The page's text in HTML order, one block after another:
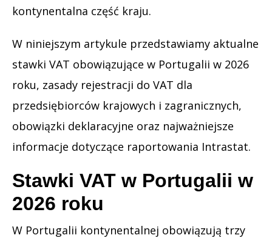
kontynentalna część kraju.
W niniejszym artykule przedstawiamy aktualne
stawki VAT obowiązujące w Portugalii w 2026
roku, zasady rejestracji do VAT dla
przedsiębiorców krajowych i zagranicznych,
obowiązki deklaracyjne oraz najważniejsze
informacje dotyczące raportowania Intrastat.
Stawki VAT w Portugalii w
2026 roku
W Portugalii kontynentalnej obowiązują trzy